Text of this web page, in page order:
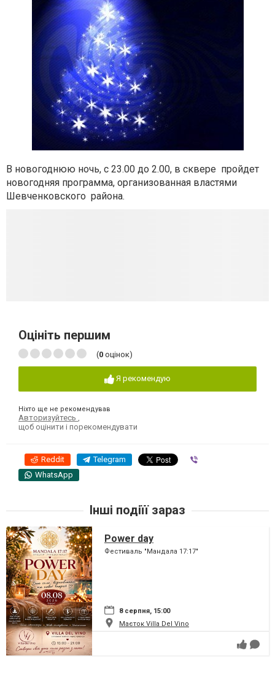
В новогоднюю ночь, с 23.00 до 2.00, в сквере пройдет
новогодняя программа, организованная властями
Шевченковского района.
Оцініть першим
(0 оцінок)
Я рекомендую
Ніхто ще не рекомендував
Авторизуйтесь
щоб оцінити і порекомендувати
Reddit Telegram
WhatsApp
Інші подіїї зараз
Power day
Фестиваль "Мандала 17:17"
8 серпня, 15:00
Маєток Villa Del Vino